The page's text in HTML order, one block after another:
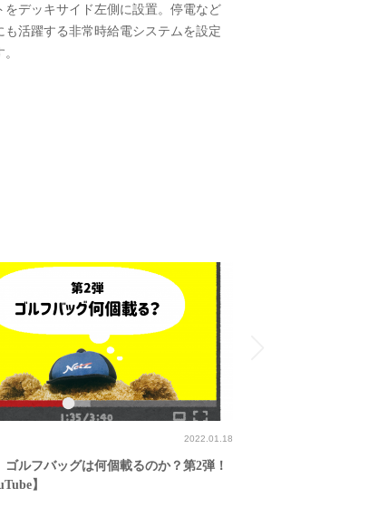
をデッキサイド左側に設置。停電など
も活躍する非常時給電システムを設定
2022.01.18
ゴルフバッグは何個載るのか？第2弾！
】